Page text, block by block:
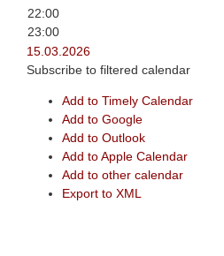
22:00
23:00
15.03.2026
Subscribe to filtered calendar
Add to Timely Calendar
Add to Google
Add to Outlook
Add to Apple Calendar
Add to other calendar
Export to XML